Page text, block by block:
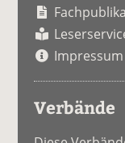
Impressum
Verbände